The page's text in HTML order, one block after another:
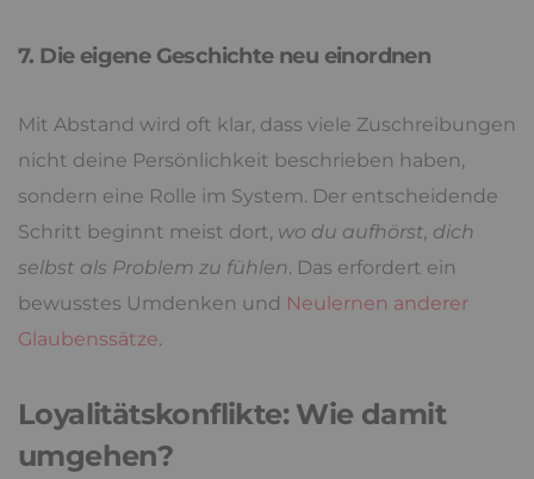
7. Die eigene Geschichte neu einordnen
Mit Abstand wird oft klar, dass viele Zuschreibungen
nicht deine Persönlichkeit beschrieben haben,
sondern eine Rolle im System. Der entscheidende
Schritt beginnt meist dort, wo du aufhörst, dich
selbst als Problem zu fühlen. Das erfordert ein
bewusstes Umdenken und Neulernen anderer
Glaubenssätze.
Loyalitätskonflikte: Wie damit
umgehen?